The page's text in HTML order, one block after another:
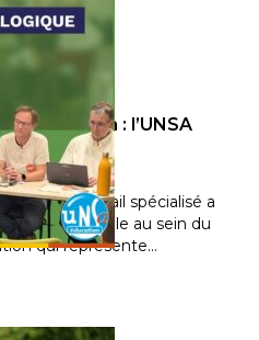
: l’UNSA
lignes
de travail spécialisé a
de l’Ecole au sein du
qui représente…